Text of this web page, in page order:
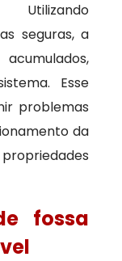
Utilizando
seguras, a
Esse
problemas
da
fossa